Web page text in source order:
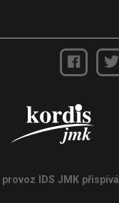
provoz IDS JMK přispívá